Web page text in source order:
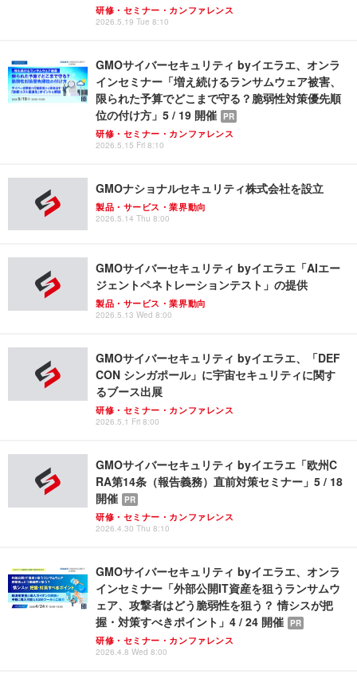
研修・セミナー・カンファレンス
2026.5.19 Tue 8:10
GMOサイバーセキュリティ byイエラエ、オンラ
インセミナー「増え続けるランサムウェア被害、
限られた予算でどこまで守る？脆弱性対策優先順
位の付け方」5 / 19 開催 PR
研修・セミナー・カンファレンス
2026.5.15 Fri 8:10
GMOナショナルセキュリティ株式会社を設立
製品・サービス・業界動向
2026.5.14 Thu 8:00
GMOサイバーセキュリティ byイエラエ「AIエー
ジェントペネトレーションテスト」の提供
製品・サービス・業界動向
2026.5.13 Wed 8:00
GMOサイバーセキュリティ byイエラエ、「DEF
CON シンガポール」に宇宙セキュリティに関す
るブース出展
研修・セミナー・カンファレンス
2026.5.1 Fri 8:00
GMOサイバーセキュリティ byイエラエ「欧州C
RA第14条（報告義務）直前対策セミナー」5 / 18
開催 PR
研修・セミナー・カンファレンス
2026.4.30 Thu 8:10
GMOサイバーセキュリティ byイエラエ、オンラ
インセミナー「外部公開IT資産を狙うランサムウ
ェア、攻撃者はどう脆弱性を狙う？ 情シスが把
握・対策すべきポイント」4 / 24 開催 PR
研修・セミナー・カンファレンス
2026.4.8 Wed 8:00